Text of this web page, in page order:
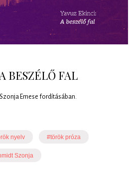
BESZÉLŐ FAL
Emese fordításában.
nyelv #török próza
Szonja